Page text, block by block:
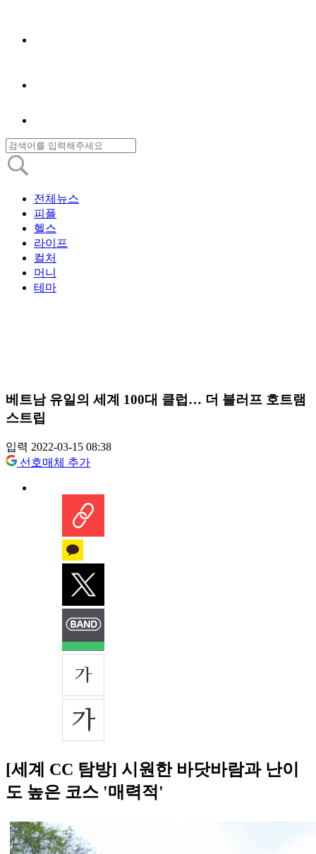
전체뉴스
피플
헬스
라이프
컬처
머니
테마
베트남 유일의 세계 100대 클럽… 더 블러프 호트램
스트립
입력 2022-03-15 08:38
선호매체 추가
[세계 CC 탐방] 시원한 바닷바람과 난이
도 높은 코스 '매력적'